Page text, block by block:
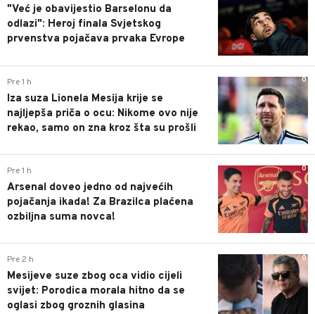
"Već je obavijestio Barselonu da
odlazi": Heroj finala Svjetskog
prvenstva pojačava prvaka Evrope
0
Pre 1 h
Iza suza Lionela Mesija krije se
najljepša priča o ocu: Nikome ovo nije
rekao, samo on zna kroz šta su prošli
0
Pre 1 h
Arsenal doveo jedno od najvećih
pojačanja ikada! Za Brazilca plaćena
ozbiljna suma novca!
0
Pre 2 h
Mesijeve suze zbog oca vidio cijeli
svijet: Porodica morala hitno da se
oglasi zbog groznih glasina